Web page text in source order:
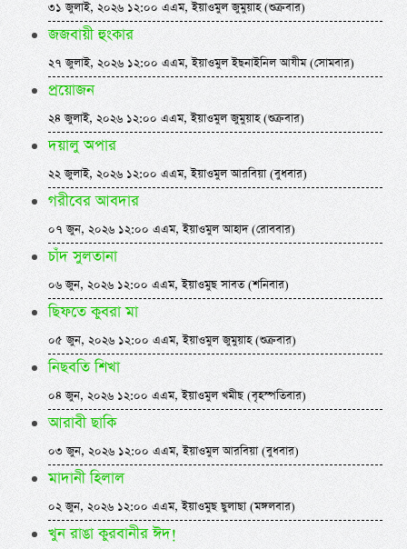
৩১ জুলাই, ২০২৬ ১২:০০ এএম, ইয়াওমুল জুমুয়াহ (শুক্রবার)
জজবায়ী হুংকার
২৭ জুলাই, ২০২৬ ১২:০০ এএম, ইয়াওমুল ইছনাইনিল আযীম (সোমবার)
প্রয়োজন
২৪ জুলাই, ২০২৬ ১২:০০ এএম, ইয়াওমুল জুমুয়াহ (শুক্রবার)
দয়ালু অপার
২২ জুলাই, ২০২৬ ১২:০০ এএম, ইয়াওমুল আরবিয়া (বুধবার)
গরীবের আবদার
০৭ জুন, ২০২৬ ১২:০০ এএম, ইয়াওমুল আহাদ (রোববার)
চাঁদ সুলতানা
০৬ জুন, ২০২৬ ১২:০০ এএম, ইয়াওমুছ সাবত (শনিবার)
ছিফতে কুবরা মা
০৫ জুন, ২০২৬ ১২:০০ এএম, ইয়াওমুল জুমুয়াহ (শুক্রবার)
নিছবতি শিখা
০৪ জুন, ২০২৬ ১২:০০ এএম, ইয়াওমুল খমীছ (বৃহস্পতিবার)
আরাবী ছাকি
০৩ জুন, ২০২৬ ১২:০০ এএম, ইয়াওমুল আরবিয়া (বুধবার)
মাদানী হিলাল
০২ জুন, ২০২৬ ১২:০০ এএম, ইয়াওমুছ ছুলাছা (মঙ্গলবার)
খুন রাঙা কুরবানীর ঈদ!